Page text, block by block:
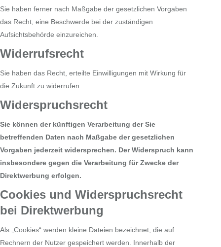
Sie haben ferner nach Maßgabe der gesetzlichen Vorgaben
das Recht, eine Beschwerde bei der zuständigen
Aufsichtsbehörde einzureichen.
Widerrufsrecht
Sie haben das Recht, erteilte Einwilligungen mit Wirkung für
die Zukunft zu widerrufen.
Widerspruchsrecht
Sie können der künftigen Verarbeitung der Sie
betreffenden Daten nach Maßgabe der gesetzlichen
Vorgaben jederzeit widersprechen. Der Widerspruch kann
insbesondere gegen die Verarbeitung für Zwecke der
Direktwerbung erfolgen.
Cookies und Widerspruchsrecht
bei Direktwerbung
Als „Cookies“ werden kleine Dateien bezeichnet, die auf
Rechnern der Nutzer gespeichert werden. Innerhalb der